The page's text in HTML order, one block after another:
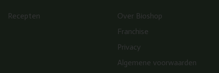
Recepten
Over Bioshop
Franchise
Privacy
Algemene voorwaarden